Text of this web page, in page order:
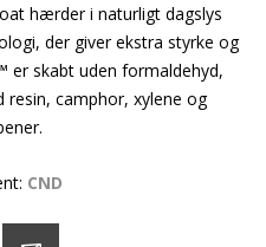
hærder i naturligt dagslys
der giver ekstra styrke og
er skabt uden formaldehyd,
camphor, xylene og
CND